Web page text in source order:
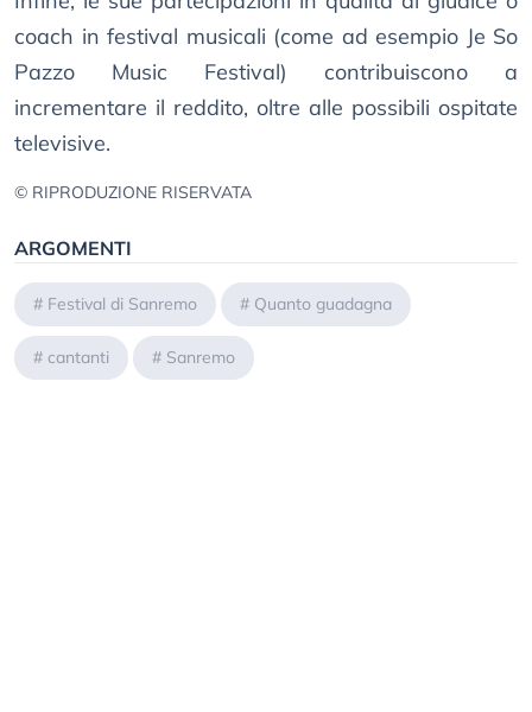
coach in festival musicali (come ad esempio Je So
Pazzo Music Festival) contribuiscono a
incrementare il reddito, oltre alle possibili ospitate
televisive.
© RIPRODUZIONE RISERVATA
ARGOMENTI
# Festival di Sanremo # Quanto guadagna
# cantanti # Sanremo